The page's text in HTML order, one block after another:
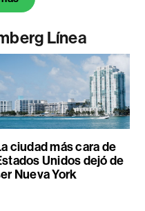
Línea
ciudad más cara de
Unidos dejó de
Nueva York